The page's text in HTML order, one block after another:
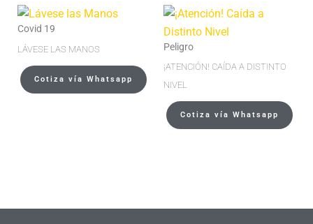
Covid 19
LÁVESE LAS MANOS
Cotiza vía Whatsapp
Peligro
¡ATENCIÓN! CAÍDA A DISTINTO
NIVEL
Cotiza vía Whatsapp